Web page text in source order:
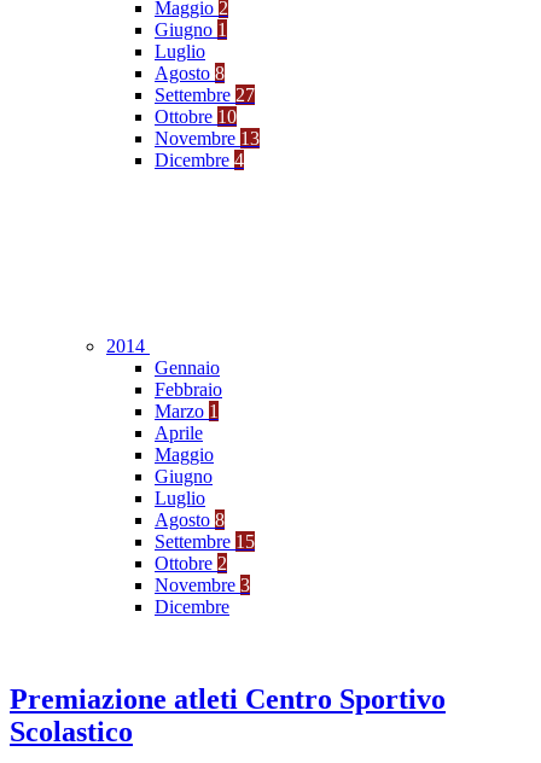
Maggio 2
Giugno 1
Luglio
Agosto 8
Settembre 27
Ottobre 10
Novembre 13
Dicembre 4
2014
Gennaio
Febbraio
Marzo 1
Aprile
Maggio
Giugno
Luglio
Agosto 8
Settembre 15
Ottobre 2
Novembre 3
Dicembre
Premiazione atleti Centro Sportivo
Scolastico